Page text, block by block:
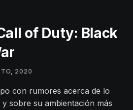
of Duty: Black
2020
con rumores acerca de lo
sobre su ambientación más